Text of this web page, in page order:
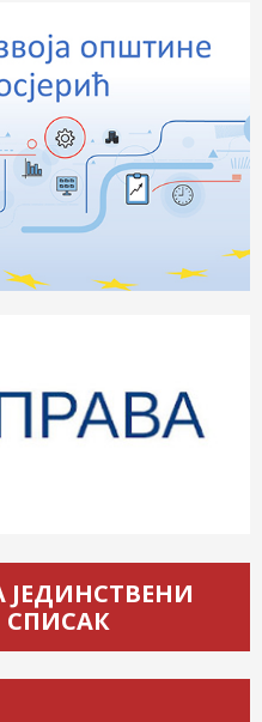
ЈЕДИНСТВЕНИ
СПИСАК